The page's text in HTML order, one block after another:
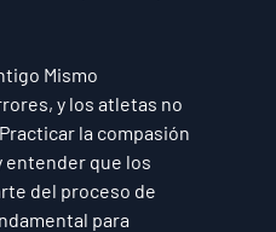
Mismo
y los atletas no
la compasión
entender que los
del proceso de
para